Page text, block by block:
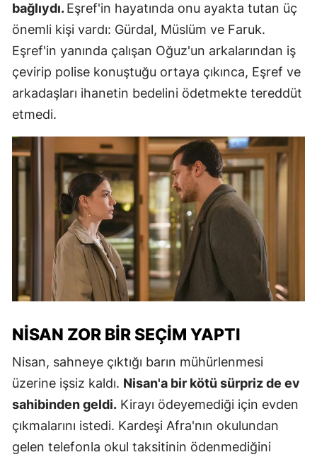
bağlıydı.Eşref'in hayatında onu ayakta tutan üç
önemli kişi vardı: Gürdal, Müslüm ve Faruk.
Eşref'in yanında çalışan Oğuz'un arkalarından iş
çevirip polise konuştuğu ortaya çıkınca, Eşref ve
arkadaşları ihanetin bedelini ödetmekte tereddüt
etmedi.
NISAN ZOR BIR SEÇIM YAPTI
Nisan, sahneye çıktığı barın mühürlenmesi
üzerine işsiz kaldı. Nisan'a bir kötü sürpriz de ev
sahibinden geldi. Kirayı ödeyemediği için evden
çıkmalarını istedi. Kardeşi Afra'nın okulundan
gelen telefonla okul taksitinin ödenmediğini